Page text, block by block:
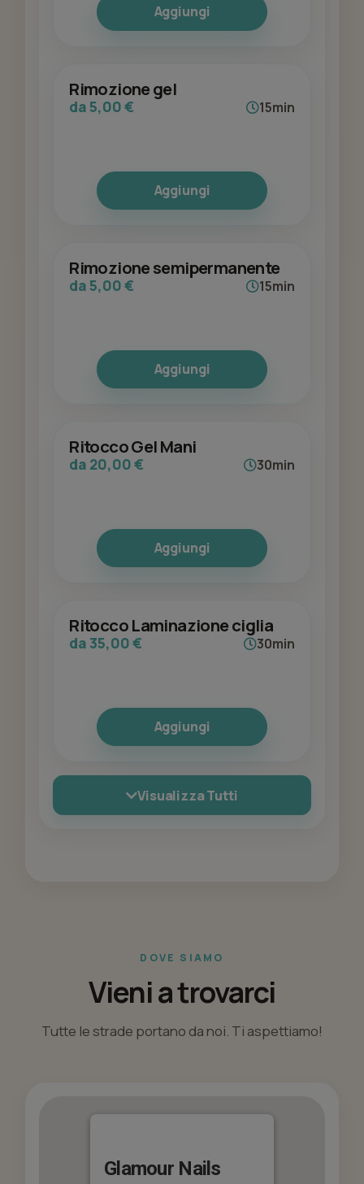
Aggiungi
Rimozione gel
da 5,00 € 15min
Aggiungi
Rimozione semipermanente
da 5,00 € 15min
Aggiungi
Ritocco Gel Mani
da 20,00 € 30min
Aggiungi
Ritocco Laminazione ciglia
da 35,00 € 30min
Aggiungi
Visualizza Tutti
DOVE SIAMO
Vieni a trovarci
Tutte le strade portano da noi. Ti aspettiamo!
Glamour Nails